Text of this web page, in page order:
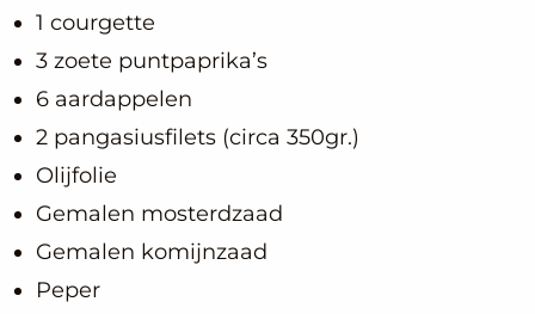
1 courgette
3 zoete puntpaprika’s
6 aardappelen
2 pangasiusfilets (circa 350gr.)
Olijfolie
Gemalen mosterdzaad
Gemalen komijnzaad
Peper